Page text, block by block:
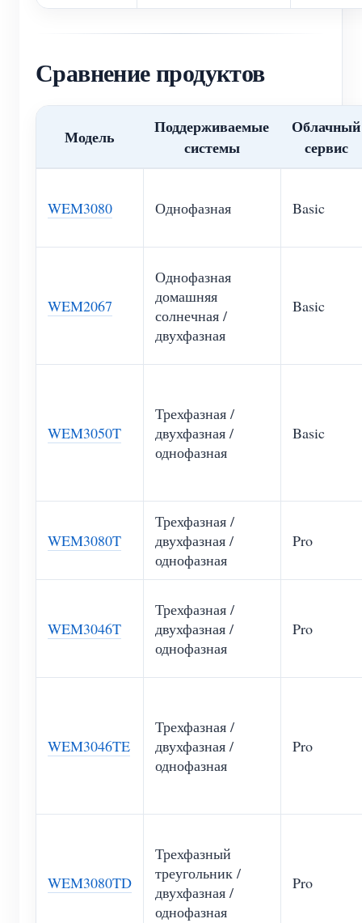
Сравнение продуктов
Модель
Поддерживаемые
системы
Облачный
сервис
WEM3080 Однофазная Basic
WEM2067
Однофазная
домашняя
солнечная /
двухфазная
Basic
WEM3050T
Трехфазная /
двухфазная /
однофазная
Basic
WEM3080T
Трехфазная /
двухфазная /
однофазная
Pro
WEM3046T
Трехфазная /
двухфазная /
однофазная
Pro
WEM3046TE
Трехфазная /
двухфазная /
однофазная
Pro
WEM3080TD
Трехфазный
треугольник /
двухфазная /
однофазная
Pro